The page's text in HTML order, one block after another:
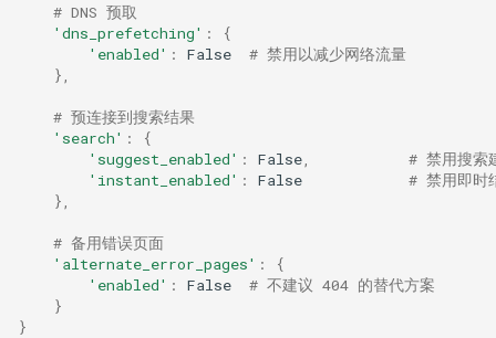
# DNS 预取
'dns_prefetching' :
{
'enabled' : False
# 禁用以减少网络流量
},
# 预连接到搜索结果
'search' :
{
'suggest_enabled' : False,
# 禁用搜索
'instant_enabled' : False
# 禁用即时
},
# 备用错误页面
'alternate_error_pages' :
{
'enabled' : False
# 不建议 404 的替代方案
}
}